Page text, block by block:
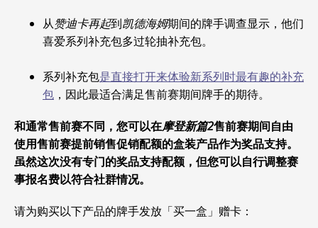
从赞迪卡再起到凯德海姆期间的牌手调查显示，他们
喜爱系列补充包多过轮抽补充包。
系列补充包是直接打开来体验新系列时最有趣的补充
包 ，因此最适合满足售前赛期间牌手的期待。
和通常售前赛不同，您可以在摩登新篇2售前赛期间自由
使用售前赛提前销售促销配额的盒装产品作为奖品支持。
虽然这次没有专门的奖品支持配额，但您可以自行调整赛
事报名费以符合社群情况。
请为购买以下产品的牌手发放「买一盒」赠卡：